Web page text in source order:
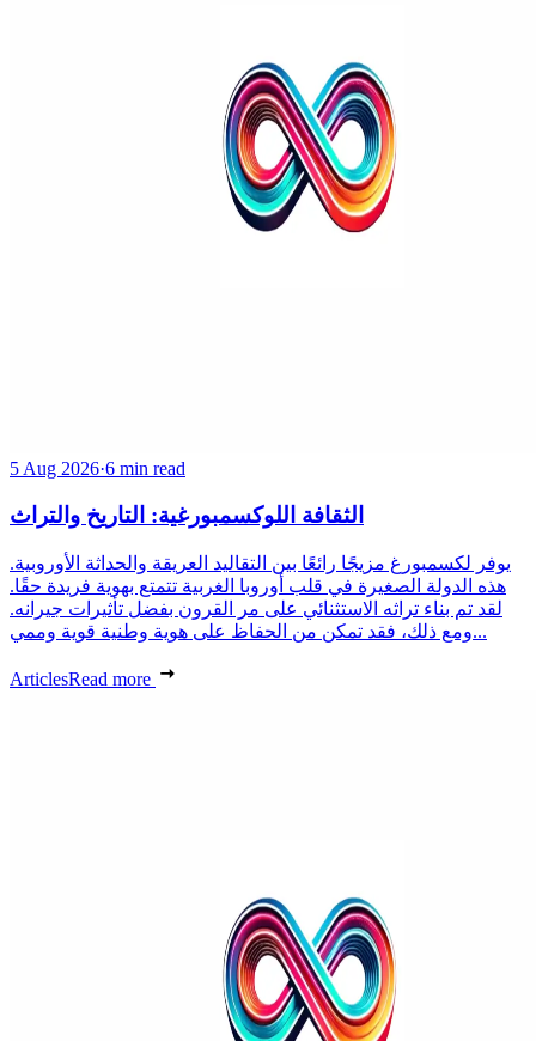
5 Aug 2026·6 min read
الثقافة اللوكسمبورغية: التاريخ والتراث
يوفر لكسمبورغ مزيجًا رائعًا بين التقاليد العريقة والحداثة الأوروبية.
هذه الدولة الصغيرة في قلب أوروبا الغربية تتمتع بهوية فريدة حقًا.
لقد تم بناء تراثه الاستثنائي على مر القرون بفضل تأثيرات جيرانه.
ومع ذلك، فقد تمكن من الحفاظ على هوية وطنية قوية وممي...
ArticlesRead more